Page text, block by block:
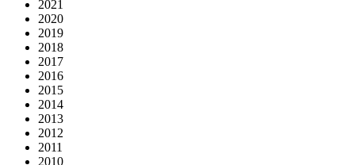
2021
2020
2019
2018
2017
2016
2015
2014
2013
2012
2011
2010